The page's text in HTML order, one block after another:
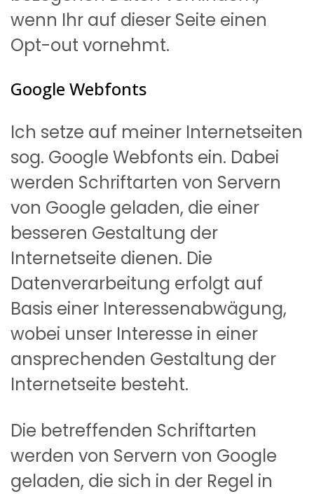
wenn Ihr auf dieser Seite einen
Opt-out vornehmt.
Google Webfonts
Ich setze auf meiner Internetseiten
sog. Google Webfonts ein. Dabei
werden Schriftarten von Servern
von Google geladen, die einer
besseren Gestaltung der
Internetseite dienen. Die
Datenverarbeitung erfolgt auf
Basis einer Interessenabwägung,
wobei unser Interesse in einer
ansprechenden Gestaltung der
Internetseite besteht.
Die betreffenden Schriftarten
werden von Servern von Google
geladen, die sich in der Regel in